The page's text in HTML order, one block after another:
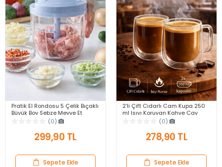
Pratik El Rondosu 5 Çelik Bıçaklı
Büyük Boy Sebze Meyve Et
Soğan Doğrayıcı Blender Rende
(0)
299,90 TL
Sepete Ekle
2’li Çift Cidarlı Cam Kupa 250
ml Isıyı Koruyan Kahve Çay
Fincanı Kulplu Espresso Cam
(0)
278,90 TL
Sepete Ekle